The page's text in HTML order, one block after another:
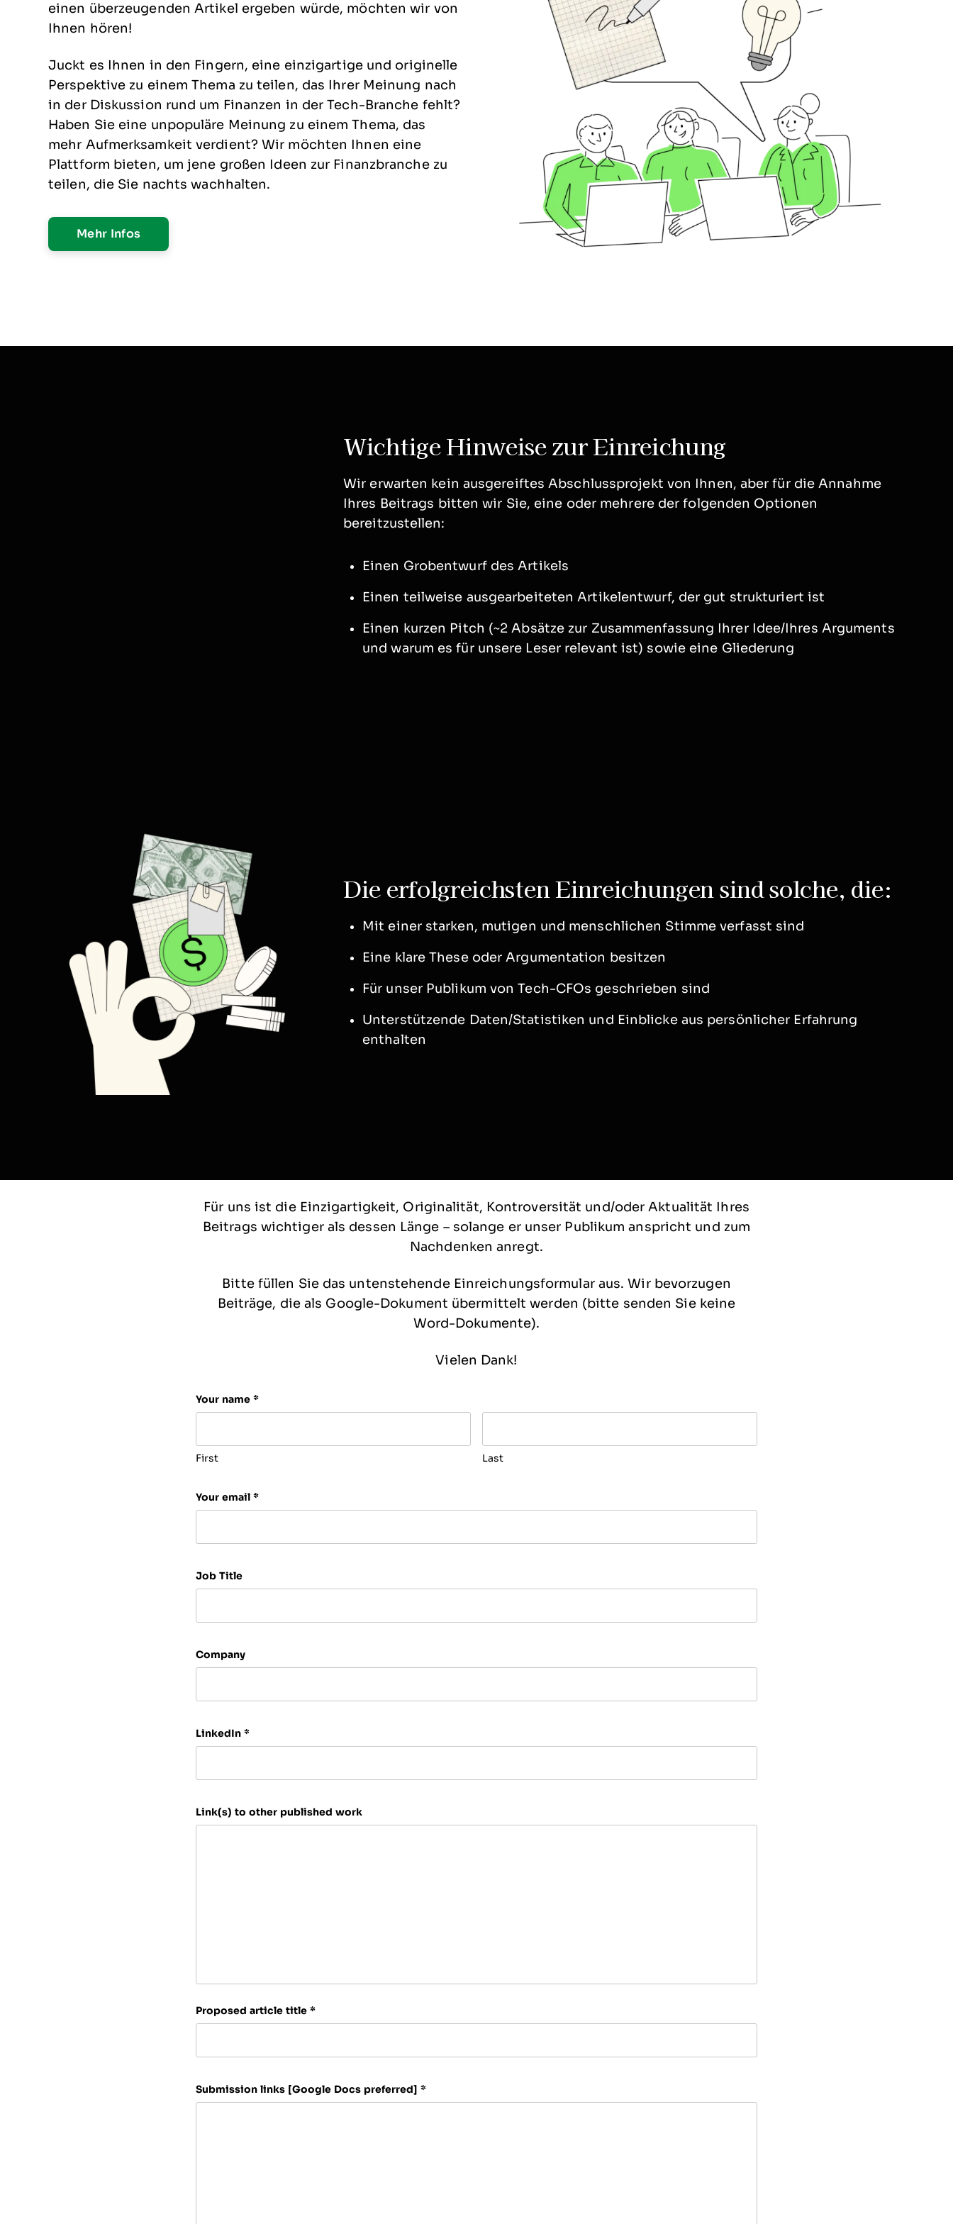
einen überzeugenden Artikel ergeben würde, möchten wir von
Ihnen hören!
Juckt es Ihnen in den Fingern, eine einzigartige und originelle
Perspektive zu einem Thema zu teilen, das Ihrer Meinung nach
in der Diskussion rund um Finanzen in der Tech-Branche fehlt?
Haben Sie eine unpopuläre Meinung zu einem Thema, das
mehr Aufmerksamkeit verdient? Wir möchten Ihnen eine
Plattform bieten, um jene großen Ideen zur Finanzbranche zu
teilen, die Sie nachts wachhalten.
Mehr Infos
Wichtige Hinweise zur Einreichung
Wir erwarten kein ausgereiftes Abschlussprojekt von Ihnen, aber für die Annahme
Ihres Beitrags bitten wir Sie, eine oder mehrere der folgenden Optionen
bereitzustellen:
Einen Grobentwurf des Artikels
Einen teilweise ausgearbeiteten Artikelentwurf, der gut strukturiert ist
Einen kurzen Pitch (~2 Absätze zur Zusammenfassung Ihrer Idee/Ihres Arguments
und warum es für unsere Leser relevant ist) sowie eine Gliederung
Die erfolgreichsten Einreichungen sind solche, die:
Mit einer starken, mutigen und menschlichen Stimme verfasst sind
Eine klare These oder Argumentation besitzen
Für unser Publikum von Tech-CFOs geschrieben sind
Unterstützende Daten/Statistiken und Einblicke aus persönlicher Erfahrung
enthalten
Für uns ist die Einzigartigkeit, Originalität, Kontroversität und/oder Aktualität Ihres
Beitrags wichtiger als dessen Länge – solange er unser Publikum anspricht und zum
Nachdenken anregt.
Bitte füllen Sie das untenstehende Einreichungsformular aus. Wir bevorzugen
Beiträge, die als Google-Dokument übermittelt werden (bitte senden Sie keine
Word-Dokumente).
Vielen Dank!
Instagram
This field is for validation purposes and should be left unchanged.
Your name *
First Last
Your email *
Job Title
Company
LinkedIn *
Link(s) to other published work
Proposed article title *
Submission links [Google Docs preferred] *